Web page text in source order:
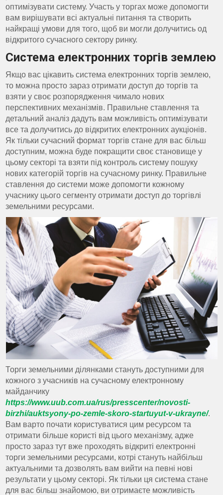
оптимізувати систему. Участь у торгах може допомогти
вам вирішувати всі актуальні питання та створить
найкращі умови для того, щоб ви могли долучитись од
відкритого сучасного сектору ринку.
Система електронних торгів землею
Якщо вас цікавить система електронних торгів землею,
то можна просто зараз отримати доступ до торгів та
взяти у своє розпорядження чимало нових
перспективних механізмів. Правильне ставлення та
детальний аналіз дадуть вам можливість оптимізувати
все та долучитись до відкритих електронних аукціонів.
Як тільки сучасний формат торгів стане для вас більш
доступним, можна буде покращити своє становище у
цьому секторі та взяти під контроль систему пошуку
нових категорій торгів на сучасному ринку. Правильне
ставлення до системи може допомогти кожному
учаснику цього сегменту отримати доступ до торгівлі
земельними ресурсами.
Торги земельними ділянками стануть доступними для
кожного з учасників на сучасному електронному
майданчику
https://www.uub.com.ua/rus/presscenter/novosti-
birzhi/auktsyony-po-zemle-skoro-startuyut-v-ukrayne/.
Вам варто почати користуватися цим ресурсом та
отримати більше користі від цього механізму, адже
просто зараз тут вже проходять відкриті електронні
торги земельними ресурсами, котрі стануть найбільш
актуальними та дозволять вам вийти на певні нові
результати у цьому секторі. Як тільки ця система стане
для вас більш знайомою, ви отримаєте можливість